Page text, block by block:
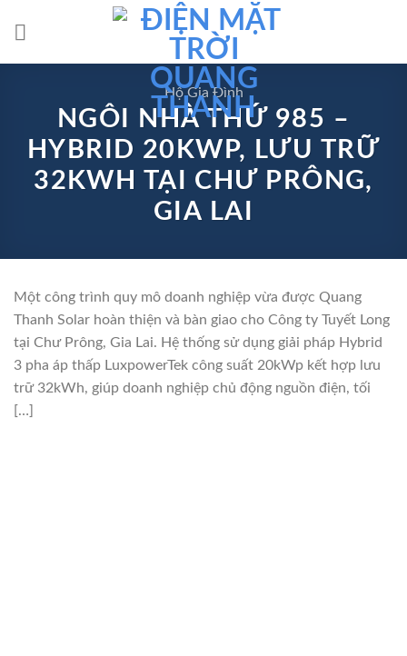
Hộ Gia Đình
NGÔI NHÀ THỨ 985 –
HYBRID 20KWP, LƯU TRỮ
32KWH TẠI CHƯ PRÔNG,
GIA LAI
Một công trình quy mô doanh nghiệp vừa được Quang
Thanh Solar hoàn thiện và bàn giao cho Công ty Tuyết Long
tại Chư Prông, Gia Lai. Hệ thống sử dụng giải pháp Hybrid
3 pha áp thấp LuxpowerTek công suất 20kWp kết hợp lưu
trữ 32kWh, giúp doanh nghiệp chủ động nguồn điện, tối
[…]